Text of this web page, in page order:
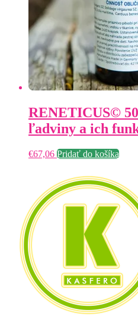
RENETICUS©
ľadviny a ich
€67,06 Pridať do košíka